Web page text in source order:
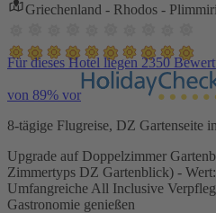
Griechenland - Rhodos - Plimmiri
Für dieses Hotel liegen 2350
von 89% vor
8-tägige Flugreise, DZ Gartenseite
Upgrade auf Doppelzimmer
Zimmertyps DZ Gartenblick) -
Umfangreiche All Inclusive
Gastronomie genießen